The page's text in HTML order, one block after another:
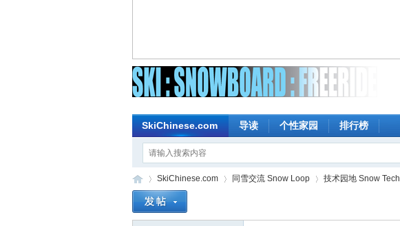
SkiChinese.com 导读 个性家园 排行榜
SkiChinese.com 同雪交流 Snow Loop 技术园地 Snow Tech